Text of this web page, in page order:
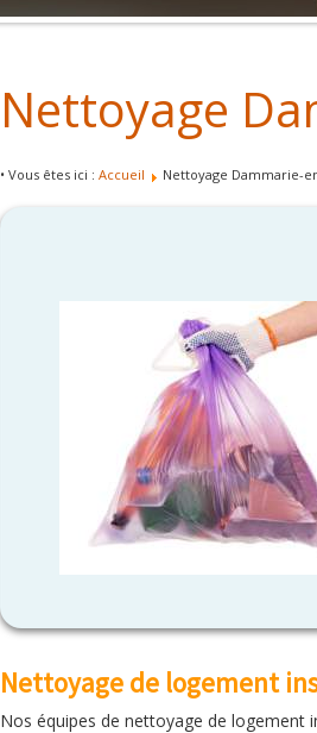
Nettoyage
• Vous êtes ici : Accueil Nettoyage Dammarie-
Nettoyage de logement
Nos équipes de nettoyage de logement